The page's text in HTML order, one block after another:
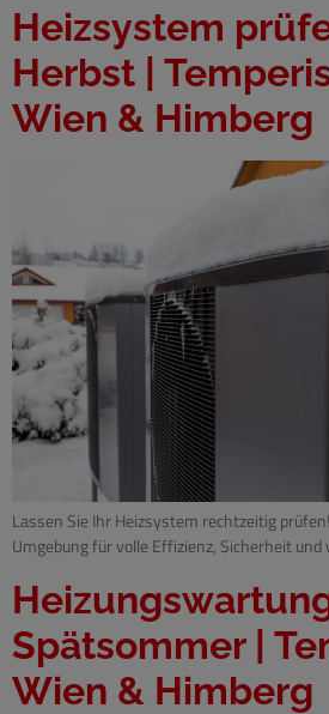
Heizsystem
Herbst |
Wien & Himberg
Lassen Sie Ihr Heizsystem rechtzeitig
Umgebung für volle Effizienz, Sicherheit
Spätsommer |
Wien & Himberg